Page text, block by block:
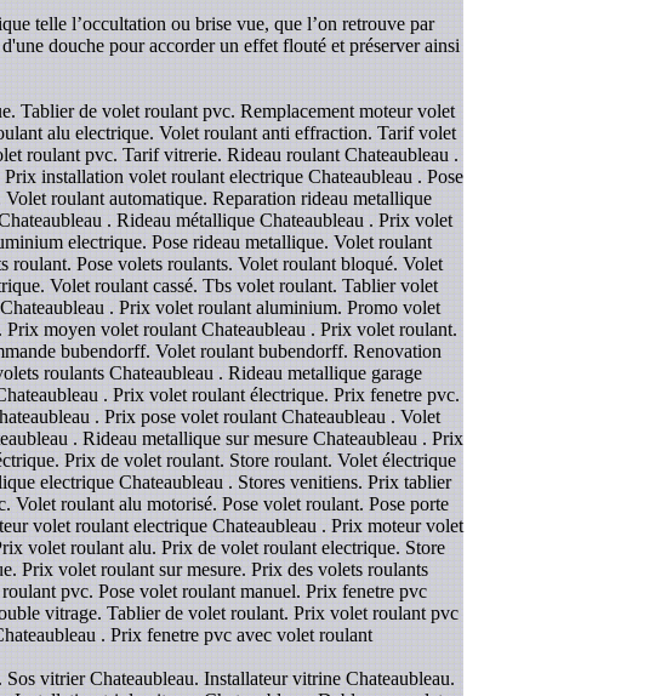
telle l’occultation ou brise vue, que l’on retrouve par
douche pour accorder un effet flouté et préserver ainsi
Tablier de volet roulant pvc. Remplacement moteur volet
alu electrique. Volet roulant anti effraction. Tarif volet
roulant pvc. Tarif vitrerie. Rideau roulant Chateaubleau .
installation volet roulant electrique Chateaubleau . Pose
roulant automatique. Reparation rideau metallique
. Rideau métallique Chateaubleau . Prix volet
electrique. Pose rideau metallique. Volet roulant
Pose volets roulants. Volet roulant bloqué. Volet
Volet roulant cassé. Tbs volet roulant. Tablier volet
. Prix volet roulant aluminium. Promo volet
moyen volet roulant Chateaubleau . Prix volet roulant.
bubendorff. Volet roulant bubendorff. Renovation
roulants Chateaubleau . Rideau metallique garage
. Prix volet roulant électrique. Prix fenetre pvc.
. Prix pose volet roulant Chateaubleau . Volet
. Rideau metallique sur mesure Chateaubleau . Prix
Prix de volet roulant. Store roulant. Volet électrique
electrique Chateaubleau . Stores venitiens. Prix tablier
roulant alu motorisé. Pose volet roulant. Pose porte
volet roulant electrique Chateaubleau . Prix moteur volet
volet roulant alu. Prix de volet roulant electrique. Store
Prix volet roulant sur mesure. Prix des volets roulants
pvc. Pose volet roulant manuel. Prix fenetre pvc
vitrage. Tablier de volet roulant. Prix volet roulant pvc
. Prix fenetre pvc avec volet roulant
vitrier Chateaubleau. Installateur vitrine Chateaubleau.